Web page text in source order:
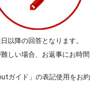
以降の回答となります。
しい場合、お返事にお時間
ガイド」の表記使用をお約